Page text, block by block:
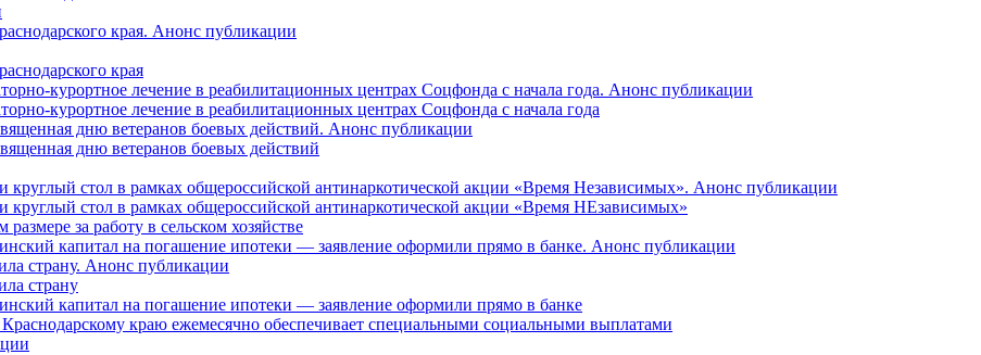
края. Анонс публикации
края
курортное лечение в реабилитационных центрах Соцфонда с начала года. Анонс публикации
курортное лечение в реабилитационных центрах Соцфонда с начала года
дню ветеранов боевых действий. Анонс публикации
дню ветеранов боевых действий
стол в рамках общероссийской антинаркотической акции «Время Независимых». Анонс публикации
стол в рамках общероссийской антинаркотической акции «Время НЕзависимых»
за работу в сельском хозяйстве
капитал на погашение ипотеки — заявление оформили прямо в банке. Анонс публикации
страну. Анонс публикации
страну
капитал на погашение ипотеки — заявление оформили прямо в банке
краю ежемесячно обеспечивает специальными социальными выплатами